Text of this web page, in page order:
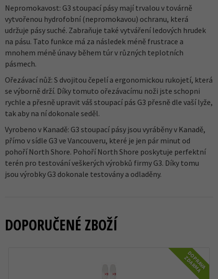
Nepromokavost: G3 stoupací pásy mají trvalou v továrně
vytvořenou hydrofobní (nepromokavou) ochranu, která
udržuje pásy suché. Zabraňuje také vytváření ledových hrudek
na pásu. Tato funkce má za následek méně frustrace a
mnohem méně únavy během túr v různých teplotních
pásmech.
Ořezávací nůž: S dvojitou čepelí a ergonomickou rukojetí, která
se výborně drží. Díky tomuto ořezávacímu noži jste schopni
rychle a přesně upravit váš stoupací pás G3 přesně dle vaší lyže,
tak aby na ní dokonale seděl.
Vyrobeno v Kanadě: G3 stoupací pásy jsou vyráběny v Kanadě,
přímo v sídle G3 ve Vancouveru, které je jen pár minut od
pohoří North Shore. Pohoří North Shore poskytuje perfektní
terén pro testování veškerých výrobků firmy G3. Díky tomu
jsou výrobky G3 dokonale testovány a odladěny.
DOPORUČENÉ ZBOŽÍ
DOPRAVA
ZDARMA